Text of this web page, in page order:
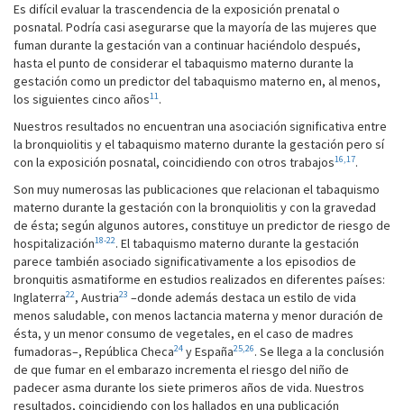
Es difícil evaluar la trascendencia de la exposición prenatal o
posnatal. Podría casi asegurarse que la mayoría de las mujeres que
fuman durante la gestación van a continuar haciéndolo después,
hasta el punto de considerar el tabaquismo materno durante la
gestación como un predictor del tabaquismo materno en, al menos,
los siguientes cinco años11.
Nuestros resultados no encuentran una asociación significativa entre
la bronquiolitis y el tabaquismo materno durante la gestación pero sí
con la exposición posnatal, coincidiendo con otros trabajos16,17.
Son muy numerosas las publicaciones que relacionan el tabaquismo
materno durante la gestación con la bronquiolitis y con la gravedad
de ésta; según algunos autores, constituye un predictor de riesgo de
hospitalización18-22. El tabaquismo materno durante la gestación
parece también asociado significativamente a los episodios de
bronquitis asmatiforme en estudios realizados en diferentes países:
Inglaterra22, Austria23 –donde además destaca un estilo de vida
menos saludable, con menos lactancia materna y menor duración de
ésta, y un menor consumo de vegetales, en el caso de madres
fumadoras–, República Checa24 y España25,26. Se llega a la conclusión
de que fumar en el embarazo incrementa el riesgo del niño de
padecer asma durante los siete primeros años de vida. Nuestros
resultados, coincidiendo con los hallados en una publicación